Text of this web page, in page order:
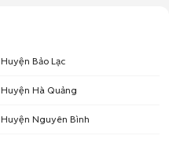
Huyện Bảo Lạc
Huyện Hà Quảng
Huyện Nguyên Bình